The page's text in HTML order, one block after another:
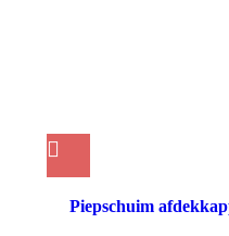
Piepschuim